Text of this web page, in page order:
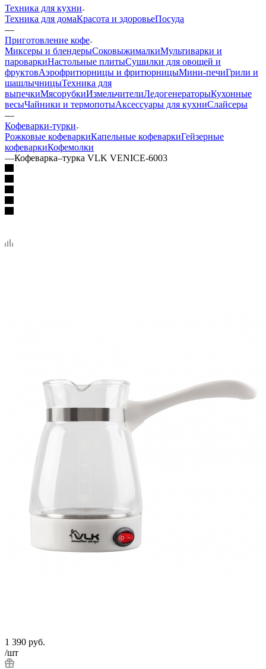
Техника для кухни
Техника для домаКрасота и здоровьеПосуда
—
Приготовление кофе
Миксеры и блендерыСоковыжималкиМультиварки и
пароваркиНастольные плитыСушилки для овощей и
фруктовАэрофритюрницы и фритюрницыМини-печиГрили и
шашлычницыТехника для
выпечкиМясорубкиИзмельчителиЛедогенераторыКухонные
весыЧайники и термопотыАксессуары для кухниСлайсеры
—
Кофеварки-турки
Рожковые кофеваркиКапельные кофеваркиГейзерные
кофеваркиКофемолки
—Кофеварка–турка VLK VENICE-6003
1 390 руб.
/шт